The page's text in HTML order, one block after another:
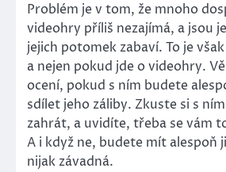
Problém je v tom, že mnoho
videohry příliš nezajímá, a jsou
jejich potomek zabaví. To je
a nejen pokud jde o videohry.
ocení, pokud s ním budete
sdílet jeho záliby. Zkuste si s
zahrát, a uvidíte, třeba se vám
A i když ne, budete mít alespoň
nijak závadná.